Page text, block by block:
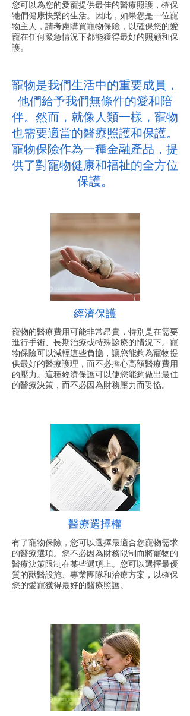
您可以為您的愛寵提供最佳的醫療照護，確保
牠們健康快樂的生活。因此，如果您是一位寵
物主人，請考慮購買寵物保險，以確保您的愛
寵在任何緊急情況下都能獲得最好的照顧和保
護。
寵物是我們生活中的重要成員，
他們給予我們無條件的愛和陪
伴。然而，就像人類一樣，寵物
也需要適當的醫療照護和保護。
寵物保險作為一種金融產品，提
供了對寵物健康和福祉的全方位
保護。
經濟保護
寵物的醫療費用可能非常昂貴，特別是在需要
進行手術、長期治療或特殊診療的情況下。寵
物保險可以減輕這些負擔，讓您能夠為寵物提
供最好的醫療護理，而不必擔心高額醫療費用
的壓力。這種經濟保護可以使您能夠做出最佳
的醫療決策，而不必因為財務壓力而妥協。
醫療選擇權
有了寵物保險，您可以選擇最適合您寵物需求
的醫療選項。您不必因為財務限制而將寵物的
醫療決策限制在某些選項上。您可以選擇最優
質的獸醫設施、專業團隊和治療方案，以確保
您的愛寵獲得最好的醫療照護。